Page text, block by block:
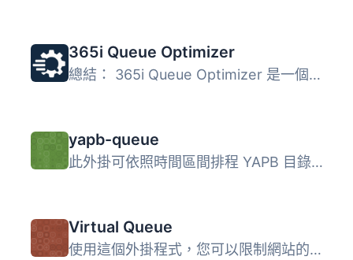
365i Queue Optimizer
總結： 365i Queue Optimizer 是一個超輕量的 WordPress 外掛...
yapb-queue
此外掛可依照時間區間排程 YAPB 目錄中的圖片。 讀取 IPTC 資...
Virtual Queue
使用這個外掛程式，您可以限制網站的訪客人數，並將超過限制...